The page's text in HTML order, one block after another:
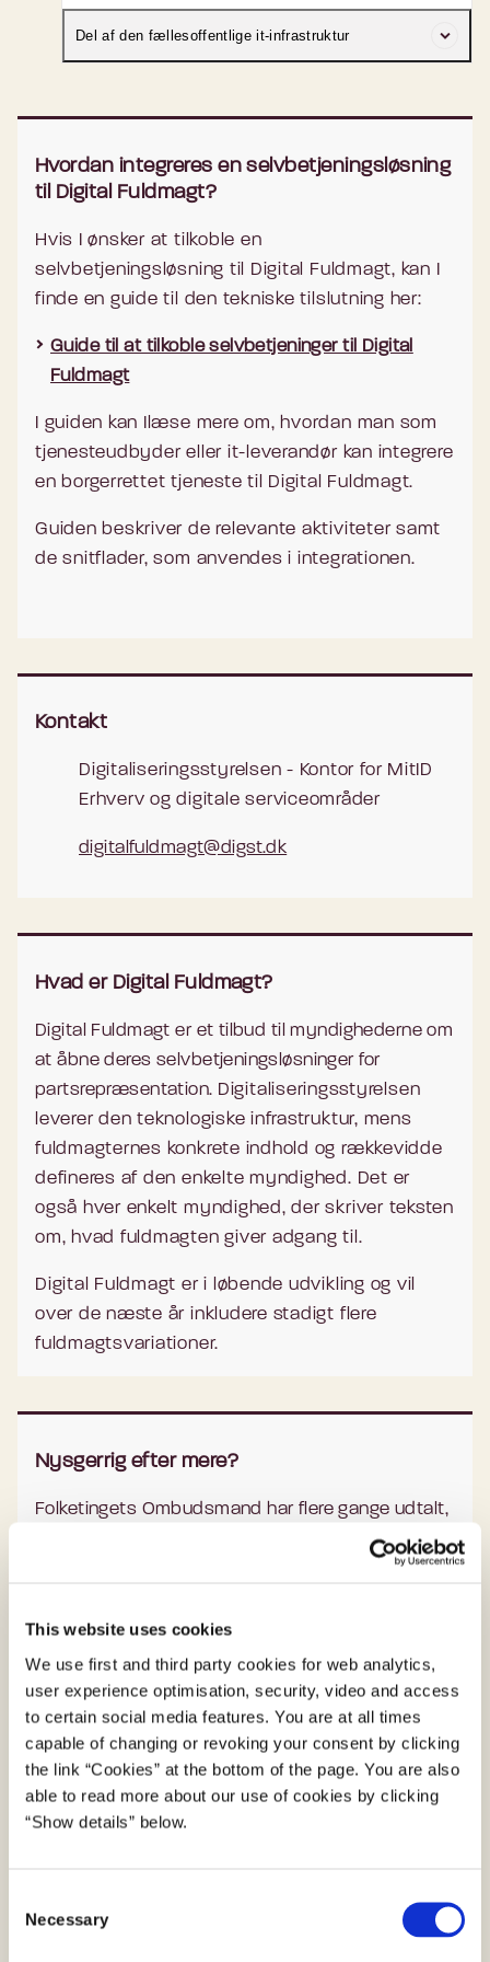
This website uses cookies
We use first and third party cookies for web analytics,
user experience optimisation, security, video and access
to certain social media features. You are at all times
capable of changing or revoking your consent by clicking
the link “Cookies” at the bottom of the page. You are also
able to read more about our use of cookies by clicking
“Show details” below.
Necessary
digitale selvbetjeningssystemer. Digital
Fuldmagt understøtter nemlig digital
Alle handlinger ved brug af Digital Fuldmagt
er digitalt sporbare. Det betyder, at
fuldmagtsgiveren eller fuldmagtstageren,
retssikkerheden.
Del af den fællesoffentlige it-infrastruktur
parallelle systemer, der muliggør
repræsentationsforhold. Digital Fuldmagt er
myndighederne.
Hvordan integreres en selvbetjeningsløsning
til Digital Fuldmagt?
Hvis I ønsker at tilkoble en
selvbetjeningsløsning til Digital Fuldmagt, kan I
finde en guide til den tekniske tilslutning her:
Guide til at tilkoble selvbetjeninger til Digital
Fuldmagt
I guiden kan Ilæse mere om, hvordan man som
tjenesteudbyder eller it-leverandør kan integrere
en borgerrettet tjeneste til Digital Fuldmagt.
Guiden beskriver de relevante aktiviteter samt
de snitflader, som anvendes i integrationen.
Kontakt
Digitaliseringsstyrelsen - Kontor for MitID
Erhverv og digitale serviceområder
digitalfuldmagt@digst.dk
Hvad er Digital Fuldmagt?
Digital Fuldmagt er et tilbud til myndighederne om
at åbne deres selvbetjeningsløsninger for
partsrepræsentation. Digitaliseringsstyrelsen
leverer den teknologiske infrastruktur, mens
fuldmagternes konkrete indhold og rækkevidde
defineres af den enkelte myndighed. Det er
også hver enkelt myndighed, der skriver teksten
om, hvad fuldmagten giver adgang til.
Digital Fuldmagt er i løbende udvikling og vil
over de næste år inkludere stadigt flere
fuldmagtsvariationer.
Nysgerrig efter mere?
Folketingets Ombudsmand har flere gange udtalt,
understøtte muligheden for partsrepræsentation,
systemer på ombudsmanden.dk
Principper for digital inklusion